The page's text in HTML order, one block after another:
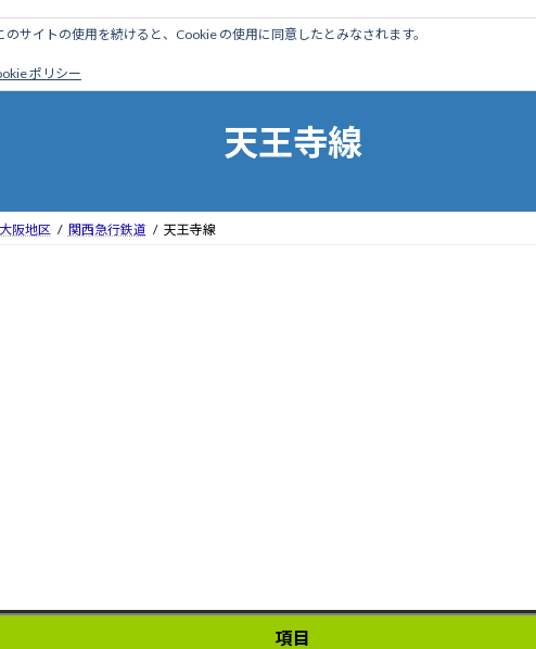
ホーム はじめに 管理人ブログ 営業線から探す
天王寺線
大阪地区 関西急行鉄道 天王寺線
項目
サイトの使用を続けると、Cookie の使用に同意したとみなされます。
ポリシー